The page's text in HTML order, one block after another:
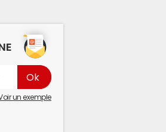
un exemple